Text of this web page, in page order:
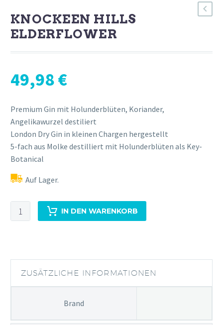
KNOCKEEN HILLS
ELDERFLOWER
49,98€
Premium Gin mit Holunderblüten, Koriander,
Angelikawurzel destiliert
London Dry Gin in kleinen Chargen hergestellt
5-fach aus Molke destilliert mit Holunderblüten als Key-
Botanical
Auf Lager.
Knockeen
Hills
IN DEN WARENKORB
ZUSÄTZLICHE INFORMATIONEN
Brand